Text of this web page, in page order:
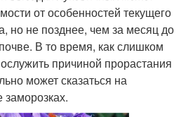
от особенностей текущего
но не позднее, чем за месяц до
В то время, как слишком
причиной прорастания
может сказаться на